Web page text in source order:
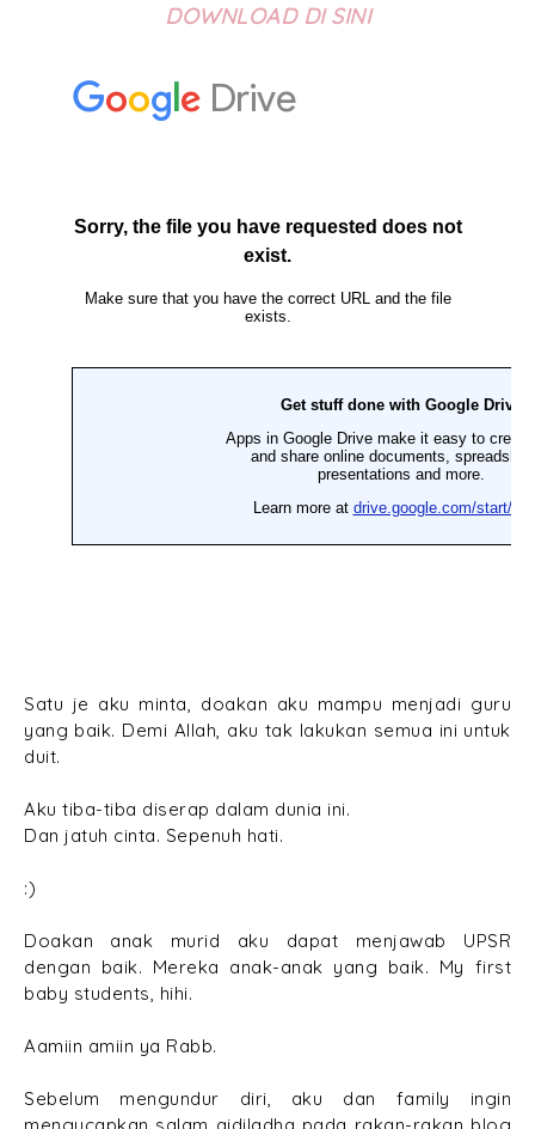
DOWNLOAD DI SINI
Satu je aku minta, doakan aku mampu menjadi guru
yang baik. Demi Allah, aku tak lakukan semua ini untuk
duit.
Aku tiba-tiba diserap dalam dunia ini.
Dan jatuh cinta. Sepenuh hati.
:)
Doakan anak murid aku dapat menjawab UPSR
dengan baik. Mereka anak-anak yang baik. My first
baby students, hihi.
Aamiin amiin ya Rabb.
Sebelum mengundur diri, aku dan family ingin
mengucapkan salam aidiladha pada rakan-rakan blog